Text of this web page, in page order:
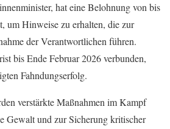
hat eine Belohnung von bis
um Hinweise zu erhalten, die zur
der Verantwortlichen führen.
bis Ende Februar 2026 verbunden,
Fahndungserfolg.
verstärkte Maßnahmen im Kampf
Gewalt und zur Sicherung kritischer